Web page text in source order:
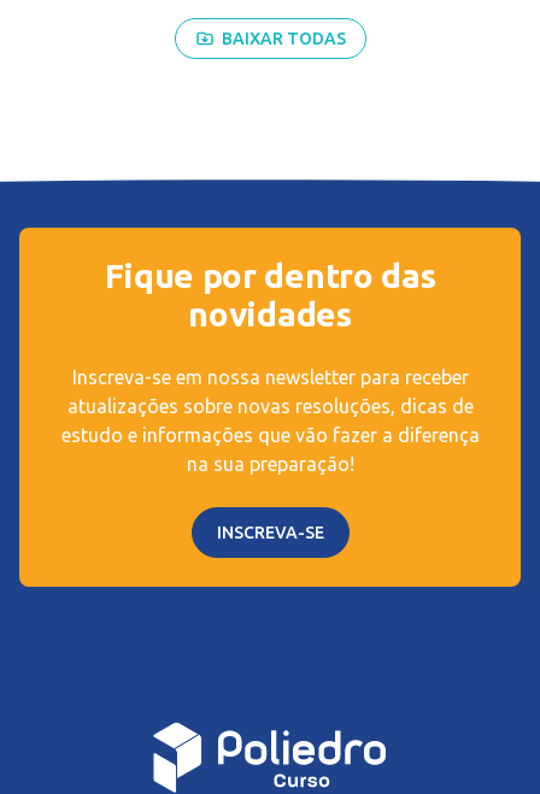
BAIXAR TODAS
Fique por dentro das
novidades
Inscreva-se em nossa newsletter para receber
atualizações sobre novas resoluções, dicas de
estudo e informações que vão fazer a diferença
na sua preparação!
INSCREVA-SE